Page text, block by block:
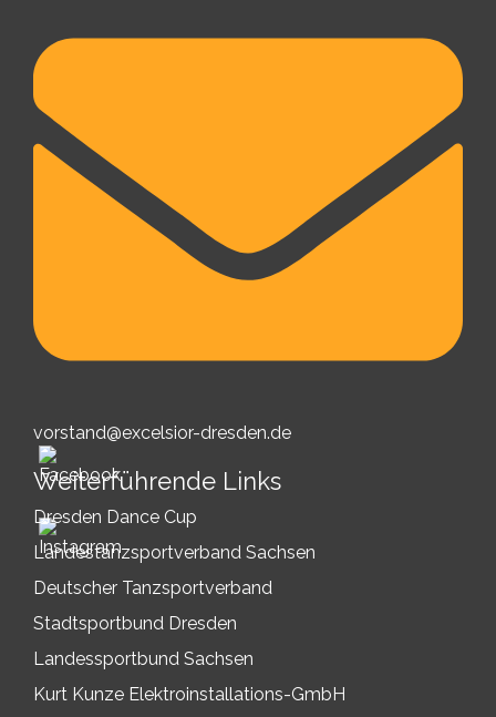
vorstand@excelsior-dresden.de
Weiterführende Links
Dresden Dance Cup
Landestanzsportverband Sachsen
Deutscher Tanzsportverband
Stadtsportbund Dresden
Landessportbund Sachsen
Kurt Kunze Elektroinstallations-GmbH